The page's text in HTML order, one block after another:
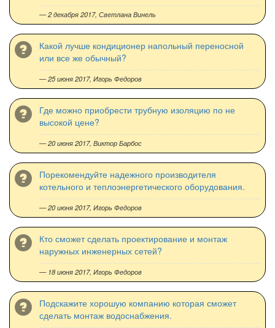
— 2 декабря 2017, Светлана Винель
Какой лучше кондиционер напольный переносной
или все же обычный?
— 25 июня 2017, Игорь Федоров
Где можно приобрести трубную изоляцию по не
высокой цене?
— 20 июня 2017, Виктор Барбос
Порекомендуйте надежного производителя
котельного и теплоэнергетического оборудования.
— 20 июня 2017, Игорь Федоров
Кто сможет сделать проектирование и монтаж
наружных инженерных сетей?
— 18 июня 2017, Игорь Федоров
Подскажите хорошую компанию которая сможет
сделать монтаж водоснабжения.